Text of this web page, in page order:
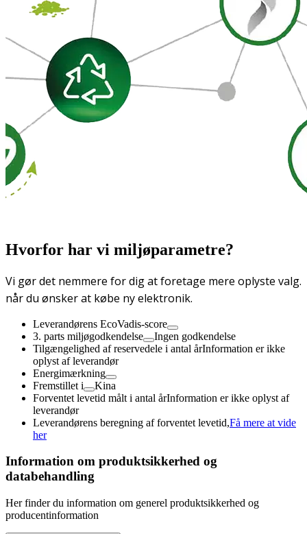
Hvorfor har vi miljøparametre?
Vi gør det nemmere for dig at foretage mere oplyste valg.
når du ønsker at købe ny elektronik.
Leverandørens EcoVadis-score
3. parts miljøgodkendelse
Ingen godkendelse
Tilgængelighed af reservedele i antal årInformation er ikke
oplyst af leverandør
Energimærkning
Fremstillet i
Kina
Forventet levetid målt i antal årInformation er ikke oplyst af
leverandør
Leverandørens beregning af forventet levetid,Få mere at vide
her
Information om produktsikkerhed og
databehandling
Her finder du information om generel produktsikkerhed og
producentinformation